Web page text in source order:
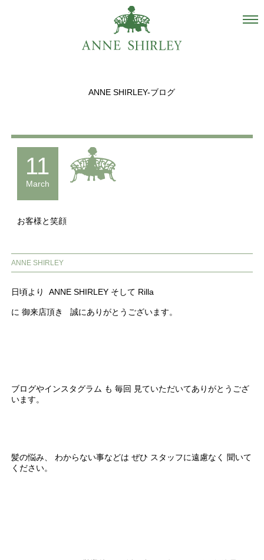
Salon
recommend
ANNE SHIRLEY-ブログ
11
March
お客様と笑顔
ANNE SHIRLEY
日頃より ANNE SHIRLEY そして Rilla
に 御来店頂き 誠にありがとうございます。
ブログやインスタグラム も 毎回 見ていただいてありがとうござ
います。
髪の悩み、 わからない事などは ぜひ スタッフに遠慮なく 聞いて
ください。